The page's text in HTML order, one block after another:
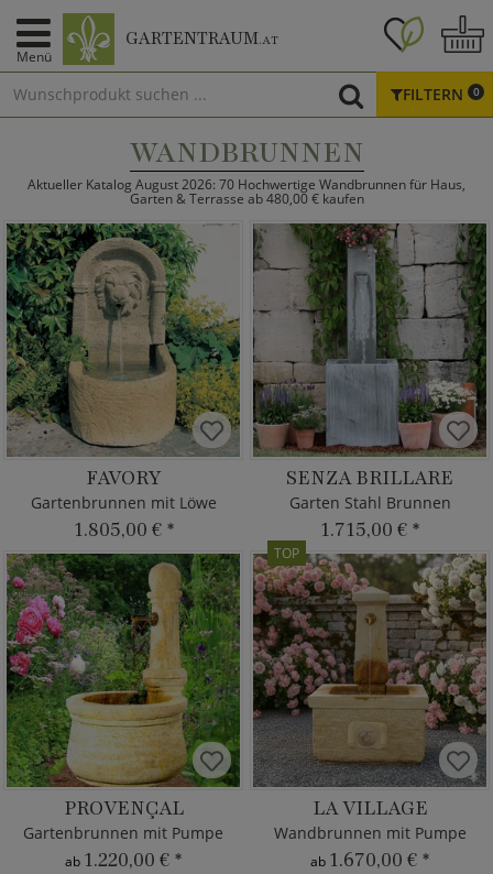
Menü
GARTENTRAUM.AT
FILTERN 0
WANDBRUNNEN
Aktueller Katalog August 2026: 70 Hochwertige Wandbrunnen für Haus,
Garten & Terrasse ab 480,00 € kaufen
FAVORY
Gartenbrunnen mit Löwe
1.805,00 € *
SENZA BRILLARE
Garten Stahl Brunnen
1.715,00 € *
PROVENÇAL
Gartenbrunnen mit Pumpe
ab 1.220,00 € *
TOP
LA VILLAGE
Wandbrunnen mit Pumpe
ab 1.670,00 € *